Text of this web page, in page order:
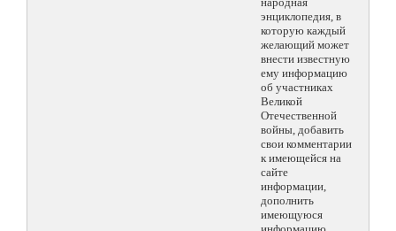
энциклопедия, в
которую каждый
желающий может
внести известную
ему информацию
об участниках
Великой
Отечественной
войны, добавить
свои комментарии
к имеющейся на
сайте
информации,
дополнить
имеющуюся